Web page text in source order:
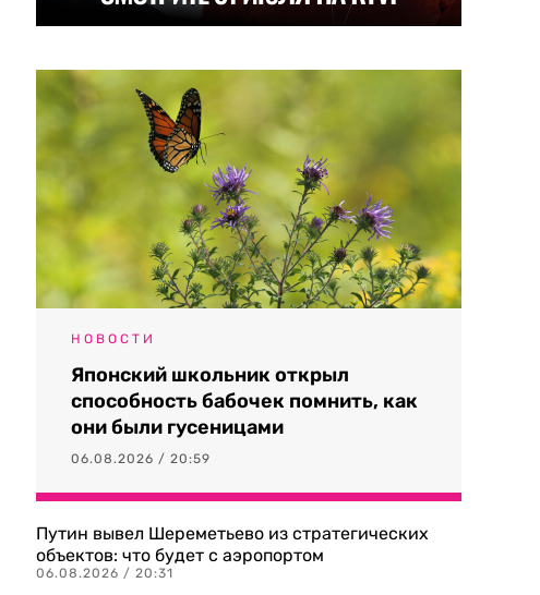
НОВОСТИ
Японский школьник открыл
способность бабочек помнить, как
они были гусеницами
06.08.2026 / 20:59
Путин вывел Шереметьево из стратегических
объектов: что будет с аэропортом
06.08.2026 / 20:31